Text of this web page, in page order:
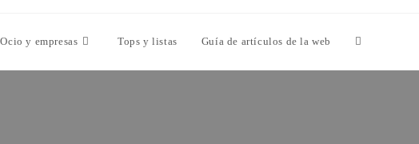
Ocio y empresas Tops y listas Guía de artículos de la web